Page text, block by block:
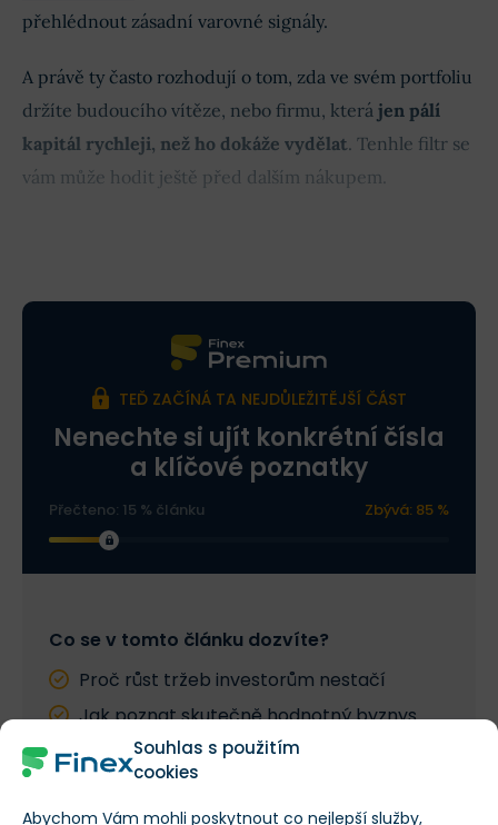
Souhlas s použitím
cookies
Abychom Vám mohli poskytnout co nejlepší služby,
přehlédnout zásadní varovné signály.
A právě ty často rozhodují o tom, zda ve svém portfoliu
držíte budoucího vítěze, nebo firmu, která jen pálí
kapitál rychleji, než ho dokáže vydělat. Tenhle filtr se
vám může hodit ještě před dalším nákupem.
TEĎ ZAČÍNÁ TA NEJDŮLEŽITĚJŠÍ ČÁST
Nenechte si ujít konkrétní čísla
a klíčové poznatky
Přečteno: 15 % článku Zbývá: 85 %
Co se v tomto článku dozvíte?
Proč růst tržeb investorům nestačí
Jak poznat skutečně hodnotný byznys
Kdy vysoký růst ničí akcionáře